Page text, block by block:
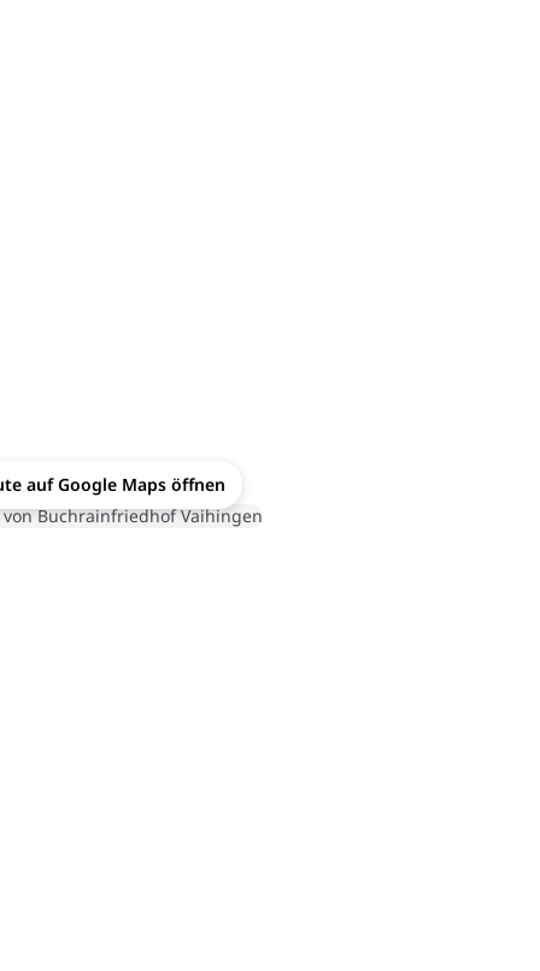
auf Google Maps öffnen